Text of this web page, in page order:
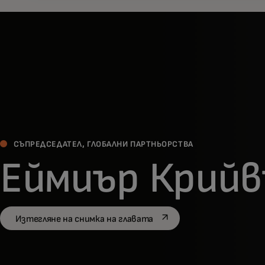
СЪПРЕДСЕДАТЕЛ, ГЛОБАЛНИ ПАРТНЬОРСТВА
Еймиър
Изтегляне на снимка на главатаopens in a new tab